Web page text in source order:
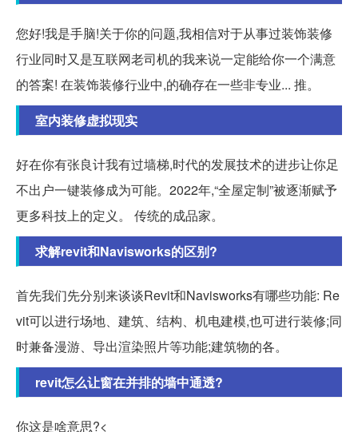
您好!我是手脑!关于你的问题,我相信对于从事过装饰装修
行业同时又是互联网老司机的我来说一定能给你一个满意
的答案! 在装饰装修行业中,的确存在一些非专业... 推。
室内装修虚拟现实
好在你有张良计我有过墙梯,时代的发展技术的进步让你足
不出户一键装修成为可能。2022年,“全屋定制”被逐渐赋予
更多科技上的定义。 传统的成品家。
求解revit和Navisworks的区别?
首先我们先分别来谈谈Revit和Navisworks有哪些功能: Re
vit可以进行场地、建筑、结构、机电建模,也可进行装修;同
时兼备漫游、导出渲染照片等功能;建筑物的各。
revit怎么让窗在并排的墙中通透?
你这是啥意思?<